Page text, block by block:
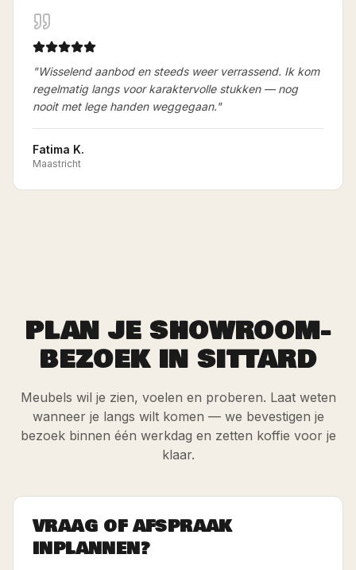
"Wisselend aanbod en steeds weer verrassend. Ik kom
regelmatig langs voor karaktervolle stukken — nog
nooit met lege handen weggegaan."
Fatima K.
Maastricht
PLAN JE SHOWROOM-
BEZOEK IN SITTARD
Meubels wil je zien, voelen en proberen. Laat weten
wanneer je langs wilt komen — we bevestigen je
bezoek binnen één werkdag en zetten koffie voor je
klaar.
VRAAG OF AFSPRAAK
INPLANNEN?